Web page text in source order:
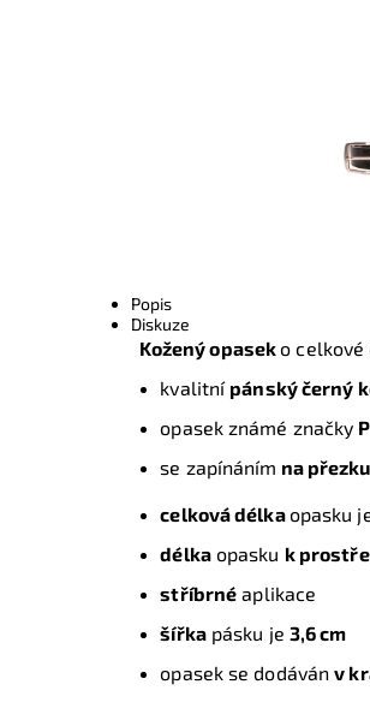
Popis
Diskuze
Kožený opaseko celkové
kvalitní pánský černý
opasek známé značky
se zapínáním na přezku
celková délkaopasku
délkaopasku k
stříbrné aplikace
šířkapásku je 3,6 cm
opasek se dodávánv